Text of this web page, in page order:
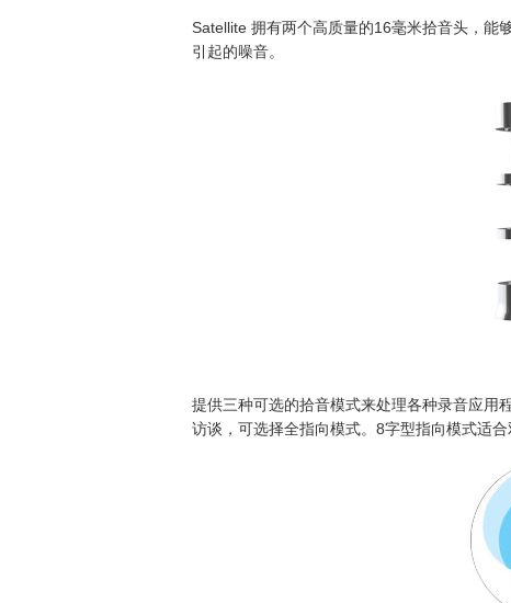
Satellite 拥有两个高质量的16毫米拾音头，能
引起的噪音。
提供三种可选的拾音模式来处理各种录音应用
访谈，可选择全指向模式。8字型指向模式适合